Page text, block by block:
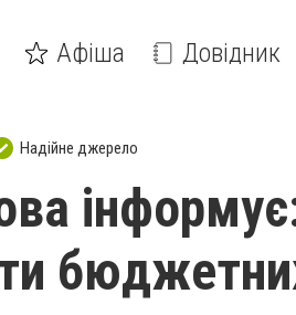
Афіша Довідник
Надійне джерело